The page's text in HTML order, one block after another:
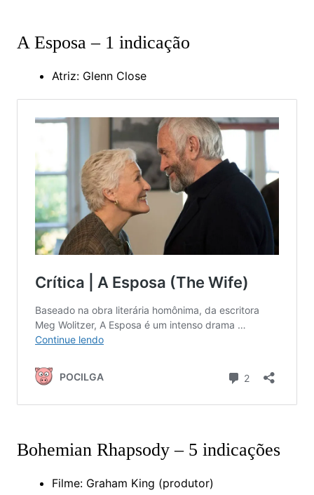
A Esposa – 1 indicação
Atriz: Glenn Close
Bohemian Rhapsody – 5 indicações
Filme: Graham King (produtor)